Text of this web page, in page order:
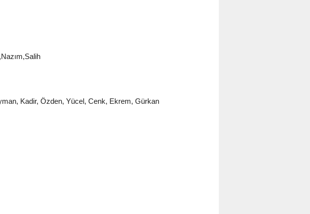
Kadir, Özden, Yücel, Cenk, Ekrem, Gürkan